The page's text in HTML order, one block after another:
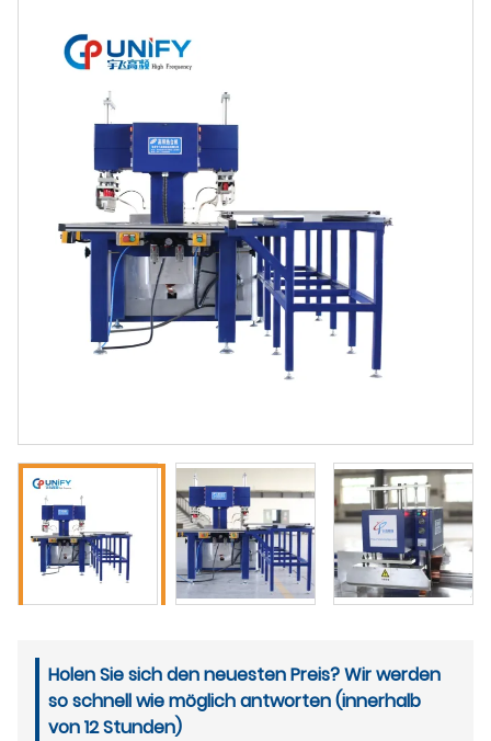
Holen Sie sich den neuesten Preis? Wir werden
so schnell wie möglich antworten (innerhalb
von 12 Stunden)